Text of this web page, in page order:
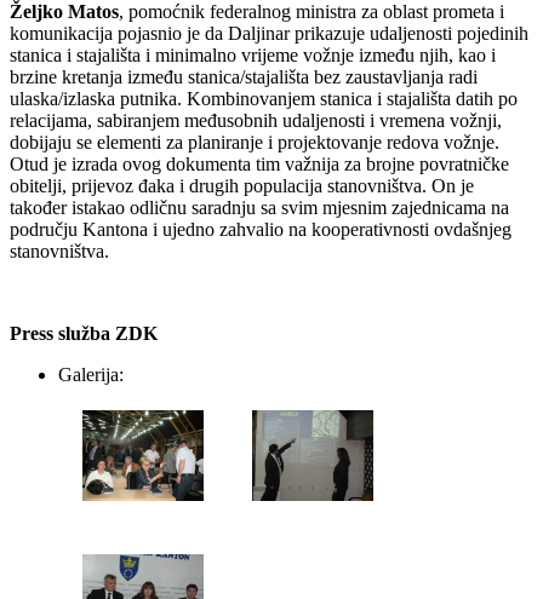
Željko Matos, pomoćnik federalnog ministra za oblast prometa i
komunikacija pojasnio je da Daljinar prikazuje udaljenosti pojedinih
stanica i stajališta i minimalno vrijeme vožnje između njih, kao i
brzine kretanja između stanica/stajališta bez zaustavljanja radi
ulaska/izlaska putnika. Kombinovanjem stanica i stajališta datih po
relacijama, sabiranjem međusobnih udaljenosti i vremena vožnji,
dobijaju se elementi za planiranje i projektovanje redova vožnje.
Otud je izrada ovog dokumenta tim važnija za brojne povratničke
obitelji, prijevoz đaka i drugih populacija stanovništva. On je
također istakao odličnu saradnju sa svim mjesnim zajednicama na
području Kantona i ujedno zahvalio na kooperativnosti ovdašnjeg
stanovništva.
Press služba ZDK
Galerija: